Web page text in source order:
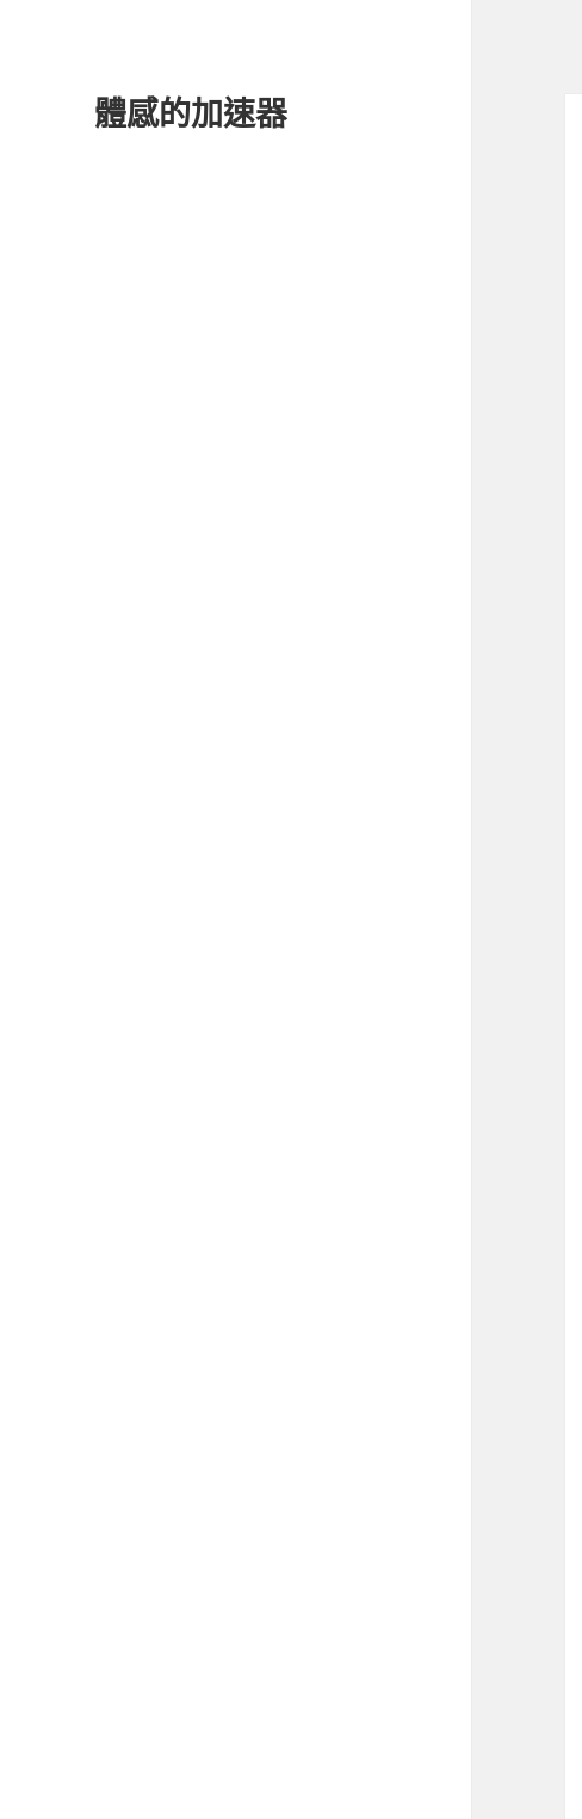
體感的加速器